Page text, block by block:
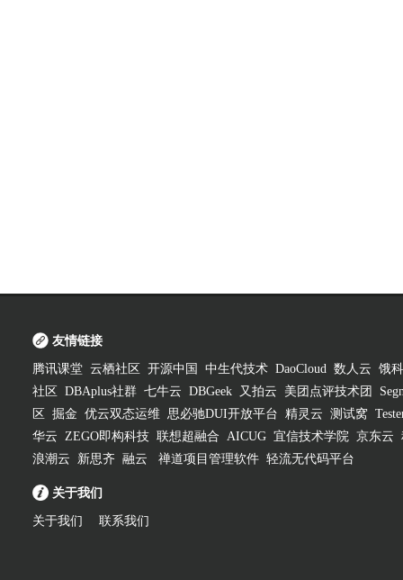
友情链接
腾讯课堂 云栖社区 开源中国 中生代技术 DaoCloud 数人云 饿
社区
DBAplus社群 七牛云 DBGeek 又拍云 美团点评技术团
区
掘金 优云双态运维 思必驰DUI开放平台 精灵云 测试窝
华云 ZEGO即构科技 联想超融合 AICUG 宜信技术学院 京东云
浪潮云
新思齐 融云 禅道项目管理软件 轻流无代码平台
关于我们
关于我们 联系我们